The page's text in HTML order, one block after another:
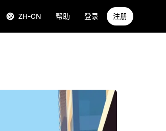
ZH-CN 帮助 登录 注册